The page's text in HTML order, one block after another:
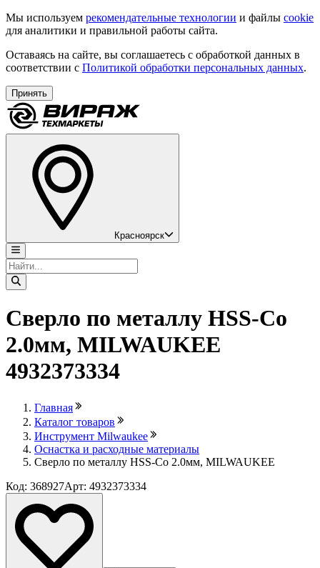
Мы используем рекомендательные технологии и файлы cookie
для аналитики и правильной работы сайта.
Оставаясь на сайте, вы соглашаетесь с обработкой данных в
соответствии с Политикой обработки персональных данных.
Принять
Красноярск
Сверло по металлу HSS-Co
2.0мм, MILWAUKEE
4932373334
Главная
Каталог товаров
Инструмент Milwaukee
Оснастка и расходные материалы
Сверло по металлу HSS-Co 2.0мм, MILWAUKEE
Код: 368927Арт: 4932373334